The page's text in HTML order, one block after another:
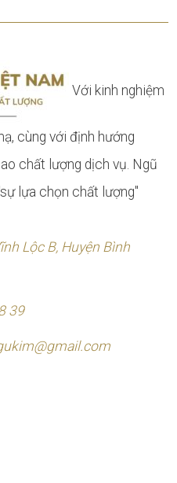
Với kinh nghiệm
cùng với định hướng
chất lượng dịch vụ. Ngũ
lựa chọn chất lượng"
Lộc B, Huyện Bình
39